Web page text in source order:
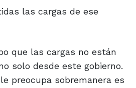
las cargas de ese
que las cargas no están
solo desde este gobierno.
preocupa sobremanera es